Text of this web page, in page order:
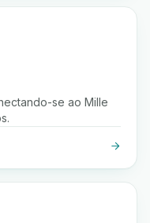
se ao Mille